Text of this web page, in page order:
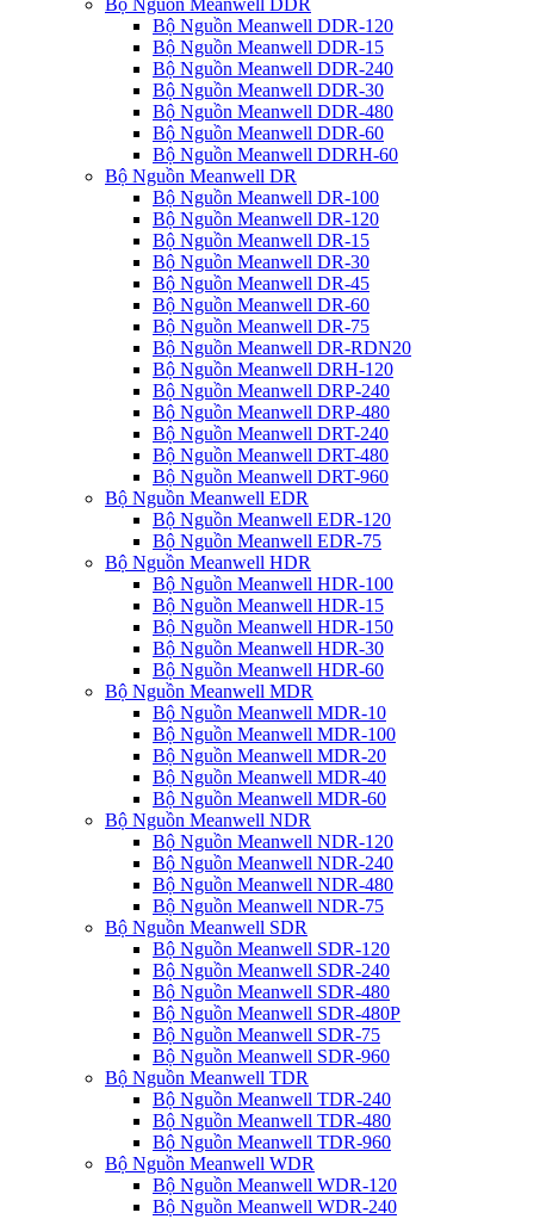
Bộ Nguồn Meanwell DDR-120
Bộ Nguồn Meanwell DDR-15
Bộ Nguồn Meanwell DDR-240
Bộ Nguồn Meanwell DDR-30
Bộ Nguồn Meanwell DDR-480
Bộ Nguồn Meanwell DDR-60
Bộ Nguồn Meanwell DDRH-60
Bộ Nguồn Meanwell DR
Bộ Nguồn Meanwell DR-100
Bộ Nguồn Meanwell DR-120
Bộ Nguồn Meanwell DR-15
Bộ Nguồn Meanwell DR-30
Bộ Nguồn Meanwell DR-45
Bộ Nguồn Meanwell DR-60
Bộ Nguồn Meanwell DR-75
Bộ Nguồn Meanwell DR-RDN20
Bộ Nguồn Meanwell DRH-120
Bộ Nguồn Meanwell DRP-240
Bộ Nguồn Meanwell DRP-480
Bộ Nguồn Meanwell DRT-240
Bộ Nguồn Meanwell DRT-480
Bộ Nguồn Meanwell DRT-960
Bộ Nguồn Meanwell EDR
Bộ Nguồn Meanwell EDR-120
Bộ Nguồn Meanwell EDR-75
Bộ Nguồn Meanwell HDR
Bộ Nguồn Meanwell HDR-100
Bộ Nguồn Meanwell HDR-15
Bộ Nguồn Meanwell HDR-150
Bộ Nguồn Meanwell HDR-30
Bộ Nguồn Meanwell HDR-60
Bộ Nguồn Meanwell MDR
Bộ Nguồn Meanwell MDR-10
Bộ Nguồn Meanwell MDR-100
Bộ Nguồn Meanwell MDR-20
Bộ Nguồn Meanwell MDR-40
Bộ Nguồn Meanwell MDR-60
Bộ Nguồn Meanwell NDR
Bộ Nguồn Meanwell NDR-120
Bộ Nguồn Meanwell NDR-240
Bộ Nguồn Meanwell NDR-480
Bộ Nguồn Meanwell NDR-75
Bộ Nguồn Meanwell SDR
Bộ Nguồn Meanwell SDR-120
Bộ Nguồn Meanwell SDR-240
Bộ Nguồn Meanwell SDR-480
Bộ Nguồn Meanwell SDR-480P
Bộ Nguồn Meanwell SDR-75
Bộ Nguồn Meanwell SDR-960
Bộ Nguồn Meanwell TDR
Bộ Nguồn Meanwell TDR-240
Bộ Nguồn Meanwell TDR-480
Bộ Nguồn Meanwell TDR-960
Bộ Nguồn Meanwell WDR
Bộ Nguồn Meanwell WDR-120
Bộ Nguồn Meanwell WDR-240